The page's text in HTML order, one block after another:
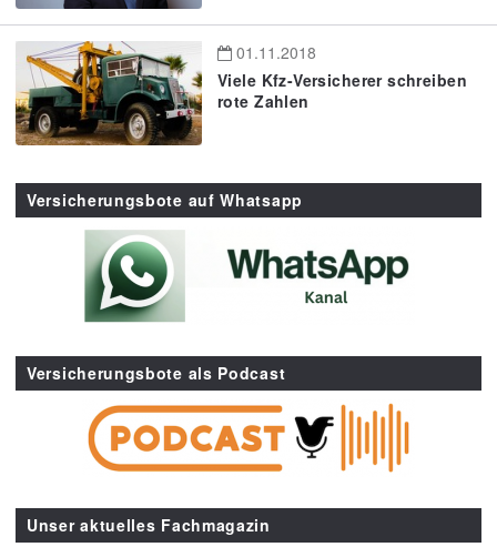
01.11.2018
Viele Kfz-Versicherer schreiben
rote Zahlen
Versicherungsbote auf Whatsapp
Versicherungsbote als Podcast
Unser aktuelles Fachmagazin